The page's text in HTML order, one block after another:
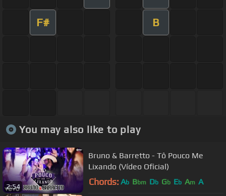
F# B
You may also like to play
2:54
Bruno & Barretto - Tô Pouco Me
Lixando (Vídeo Oficial)
Chords: Ab Bbm Db Gb Eb Am A